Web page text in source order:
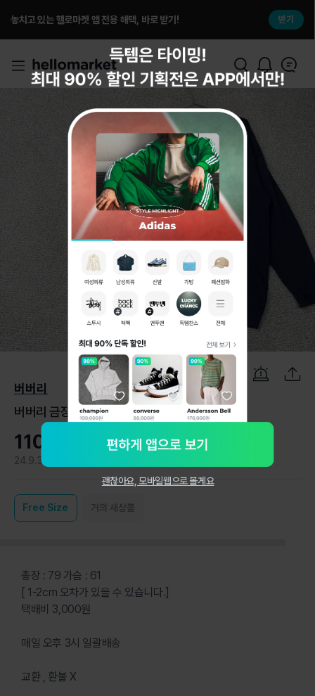
놓치고 있는 헬로마켓 앱 전용 해택, 바로 받기! 받기
1 / 5
버버리
버버리 금장자수 브이넥 코튼 니트 S
110,000원
24.9.3
Free Size 거의 새상품
총장 : 79 가슴 : 61
[ 1-2cm 오차가 있을 수 있습니다.]
택배비 3,000원
매일 오후 3시 일괄배송
교환 , 환불 X
괜찮아요, 모바일웹으로 볼게요